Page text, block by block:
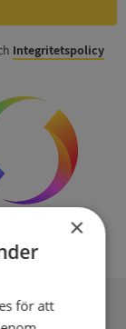
Integritetspolicy
×
för att